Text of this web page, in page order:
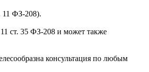
11 ФЗ-208).
ст. 35 ФЗ-208 и может также
консультация по любым